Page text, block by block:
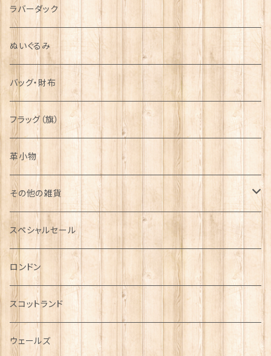
ラバーダック
ぬいぐるみ
バッグ・財布
フラッグ（旗）
革小物
その他の雑貨
ミニカー
チャーム
犬グッズ
傘
スペシャルセール
ロンドン
スコットランド
ウェールズ